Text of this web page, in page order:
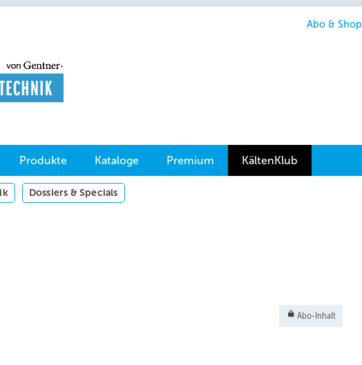
Abo & Shop
Produkte Kataloge Premium KältenKlub
Dossiers & Specials
Abo-Inhalt